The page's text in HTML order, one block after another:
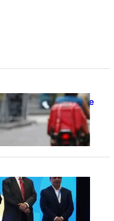
financiamento de
para
convênio para
milhões em